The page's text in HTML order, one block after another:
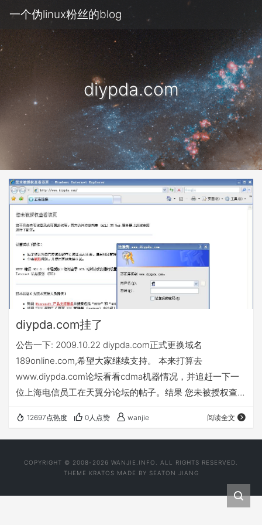
一个伪linux粉丝的blog
diypda.com
diypda.com挂了
公告一下: 2009.10.22 diypda.com正式更换域名
189online.com,希望大家继续支持。 本来打算去
www.diypda.com论坛看看cdma机器情况，并追赶一下一
位上海电信员工在天翼分论坛的帖子。结果 您未被授权查看
(ACL) 对 Web 服务器上的该资源进行了配置。 如图：
diypda.com暂时挂了。 这么大一论坛，居然用iis.跑php .遗
是后台正在升级，忘了补公告了。应…
12697点热度 0人点赞 wanjie 阅读全文
COPYRIGHT © 2008-2026 WANJIE.INFO. ALL RIGHTS RESERVED.
THEME KRATOS MADE BY SEATON JIANG